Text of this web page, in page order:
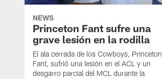
NEWS
Princeton Fant sufre una
grave lesión en la rodilla
El ala cerrada de los Cowboys, Princeton
Fant, sufrió una lesión en el ACL y un
desgarro parcial del MCL durante la